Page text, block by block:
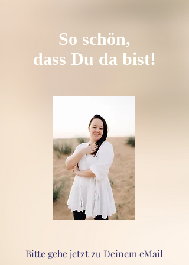
So schön,
dass Du da bist!
Bitte gehe jetzt zu Deinem eMail